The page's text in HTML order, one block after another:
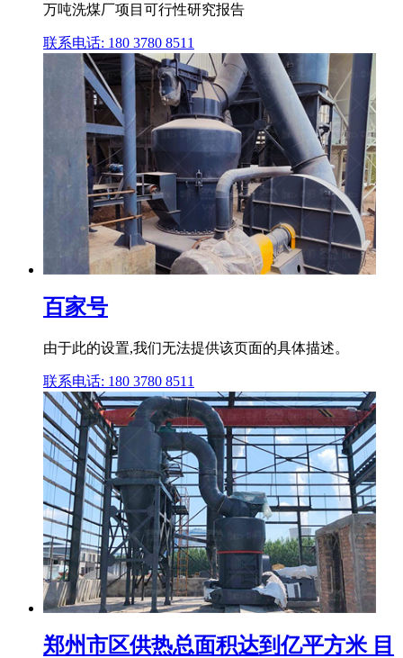
万吨洗煤厂项目可行性研究报告
联系电话: 180 3780 8511
百家号
由于此的设置,我们无法提供该页面的具体描述。
联系电话: 180 3780 8511
郑州市区供热总面积达到亿平方米 目